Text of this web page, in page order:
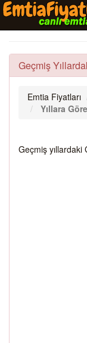
Geçmiş
Emtia Fiyatları
Yıllara
Geçmiş yıllardaki